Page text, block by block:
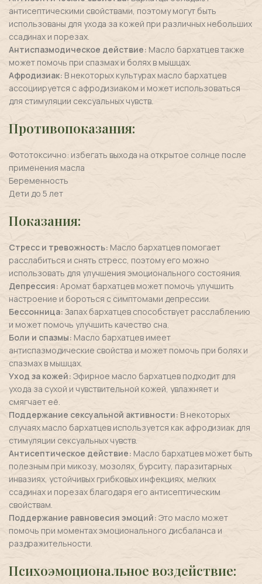
антисептическими свойствами, поэтому могут быть
использованы для ухода за кожей при различных небольших
ссадинах и порезах.
Антиспазмодическое действие: Масло бархатцев также
может помочь при спазмах и болях в мышцах.
Афродизиак: В некоторых культурах масло бархатцев
ассоциируется с афродизиаком и может использоваться
для стимуляции сексуальных чувств.
Противопоказания:
Фототоксично: избегать выхода на открытое солнце после
применения масла
Беременность
Дети до 5 лет
Показания:
Стресс и тревожность: Масло бархатцев помогает
расслабиться и снять стресс, поэтому его можно
использовать для улучшения эмоционального состояния.
Депрессия: Аромат бархатцев может помочь улучшить
настроение и бороться с симптомами депрессии.
Бессонница: Запах бархатцев способствует расслаблению
и может помочь улучшить качество сна.
Боли и спазмы: Масло бархатцев имеет
антиспазмодические свойства и может помочь при болях и
спазмах в мышцах.
Уход за кожей: Эфирное масло бархатцев подходит для
ухода за сухой и чувствительной кожей, увлажняет и
смягчает её.
Поддержание сексуальной активности: В некоторых
случаях масло бархатцев используется как афродизиак для
стимуляции сексуальных чувств.
Антисептическое действие: Масло бархатцев может быть
полезным при микозу, мозолях, бурситу, паразитарных
инвазиях, устойчивых грибковых инфекциях, мелких
ссадинах и порезах благодаря его антисептическим
свойствам.
Поддержание равновесия эмоций: Это масло может
помочь при моментах эмоционального дисбаланса и
раздражительности.
Психоэмоциональное воздействие: